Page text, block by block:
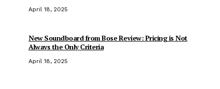
April 18, 2025
New Soundboard from Bose Review: Pricing is Not
Always the Only Criteria
April 18, 2025